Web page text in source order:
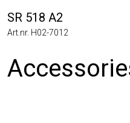
SR 518 A2
Art.nr. H02-7012
Accessories